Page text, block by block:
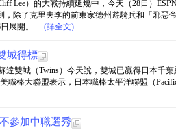
Lee）的大戰持續延燒中，今天（28日）
，除了克里夫李的前東家德州遊騎兵和「邪惡
展開。.....(詳全文)
城得標
雙城（Twins）今天說，雙城已贏得日本千葉
美職棒大聯盟表示，日本職棒太平洋聯盟（
參加中職選秀